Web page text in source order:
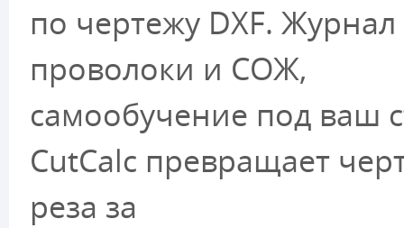
по чертежу DXF.
проволоки и СОЖ,
самообучение под ваш
CutCalc превращает
реза за